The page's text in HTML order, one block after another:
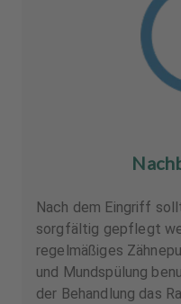
Nach dem Eingriff
sorgfältig gepflegt
regelmäßiges
und Mundspülung
der Behandlung das